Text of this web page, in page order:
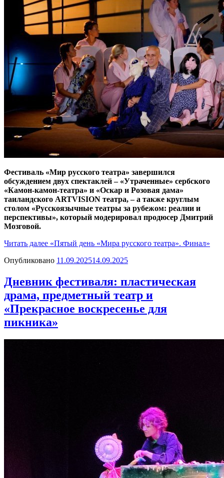
Фестиваль «Мир русского театра» завершился
обсуждением двух спектаклей – «Утраченные» сербского
«Камон-камон-театра» и «Оскар и Розовая дама»
таиландского ARTVISION театра, – а также круглым
столом «Русскоязычные театры за рубежом: реалии и
перспективы», который модерировал продюсер Дмитрий
Мозговой.
Читать далее «Пятый день «Мира русского театра». Финал»
Опубликовано 11.09.202514.09.2025
Дневник фестиваля: пластическая
драма, предметный театр и
«Прекрасное воскресенье для
пикника»